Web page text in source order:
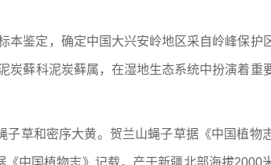
鉴定，确定中国大兴安岭地区采自岭峰保护
藓科泥炭藓属，在湿地生态系统中扮演着重
草和密序大黄。贺兰山蝇子草据《中国植物
中国植物志》记载，产于新疆北部海拔2000